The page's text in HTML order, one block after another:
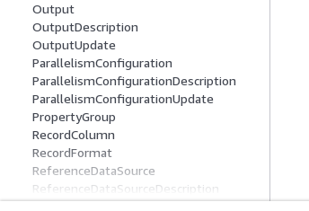
Output
OutputDescription
OutputUpdate
ParallelismConfiguration
ParallelismConfigurationDescription
ParallelismConfigurationUpdate
PropertyGroup
RecordColumn
RecordFormat
ReferenceDataSource
ReferenceDataSourceDescription
ReferenceDataSourceUpdate